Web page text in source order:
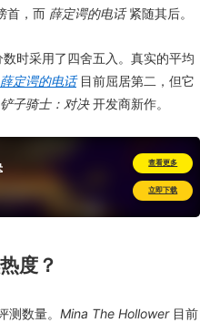
首，而 薛定谔的电话紧随其后。
时采用了四舍五入。真实的平均
薛定谔的电话目前屈居第二，但它
铲子骑士：对决开发商新作。
查看更多
立即下载
度？
数量。 Mina The Hollower目前